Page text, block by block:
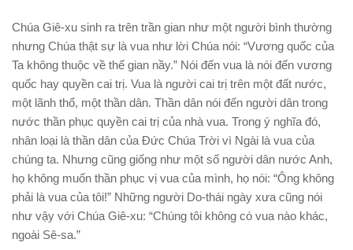
Chúa Giê-xu sinh ra trên trần gian như một người bình thường
nhưng Chúa thật sự là vua như lời Chúa nói: “Vương quốc của
Ta không thuộc về thế gian nầy.” Nói đến vua là nói đến vương
quốc hay quyền cai trị. Vua là người cai trị trên một đất nước,
một lãnh thổ, một thần dân. Thần dân nói đến người dân trong
nước thần phục quyền cai trị của nhà vua. Trong ý nghĩa đó,
nhân loại là thần dân của Đức Chúa Trời vì Ngài là vua của
chúng ta. Nhưng cũng giống như một số người dân nước Anh,
họ không muốn thần phục vị vua của mình, họ nói: “Ông không
phải là vua của tôi!” Những người Do-thái ngày xưa cũng nói
như vậy với Chúa Giê-xu: “Chúng tôi không có vua nào khác,
ngoài Sê-sa.”